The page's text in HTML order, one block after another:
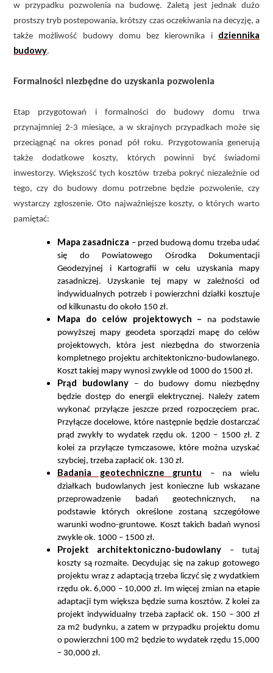
w przypadku pozwolenia na budowę. Zaletą jest jednak dużo
prostszy tryb postepowania, krótszy czas oczekiwania na decyzję, a
także możliwość budowy domu bez kierownika i dziennika
budowy.
Formalności niezbędne do uzyskania pozwolenia
Etap przygotowań i formalności do budowy domu trwa
przynajmniej 2-3 miesiące, a w skrajnych przypadkach może się
przeciągnąć na okres ponad pół roku. Przygotowania generują
także dodatkowe koszty, których powinni być świadomi
inwestorzy. Większość tych kosztów trzeba pokryć niezależnie od
tego, czy do budowy domu potrzebne będzie pozwolenie, czy
wystarczy zgłoszenie. Oto najważniejsze koszty, o których warto
pamiętać:
Mapa zasadnicza – przed budową domu trzeba udać
się do Powiatowego Ośrodka Dokumentacji
Geodezyjnej i Kartografii w celu uzyskania mapy
zasadniczej. Uzyskanie tej mapy w zależności od
indywidualnych potrzeb i powierzchni działki kosztuje
od kilkunastu do około 150 zł.
Mapa do celów projektowych –
na podstawie
powyższej mapy geodeta sporządzi mapę do celów
projektowych, która jest niezbędna do stworzenia
kompletnego projektu architektoniczno-budowlanego.
Koszt takiej mapy wynosi zwykle od 1000 do 1500 zł.
Prąd budowlany
– do budowy domu niezbędny
będzie dostęp do energii elektrycznej. Należy zatem
wykonać przyłącze jeszcze przed rozpoczęciem prac.
Przyłącze docelowe, które następnie będzie dostarczać
prąd zwykły to wydatek rzędu ok. 1200 – 1500 zł. Z
kolei za przyłącze tymczasowe, które można uzyskać
szybciej, trzeba zapłacić ok. 130 zł.
Badania geotechniczne gruntu
– na wielu
działkach budowlanych jest konieczne lub wskazane
przeprowadzenie badań geotechnicznych, na
podstawie których określone zostaną szczegółowe
warunki wodno-gruntowe. Koszt takich badań wynosi
zwykle ok. 1000 – 1500 zł.
Projekt architektoniczno-budowlany
– tutaj
koszty są rozmaite. Decydując się na zakup gotowego
projektu wraz z adaptacją trzeba liczyć się z wydatkiem
rzędu ok. 6,000 – 10,000 zł. Im więcej zmian na etapie
adaptacji tym większa będzie suma kosztów. Z kolei za
projekt indywidualny trzeba zapłacić ok. 150 – 300 zł
za m2 budynku, a zatem w przypadku projektu domu
o powierzchni 100 m2 będzie to wydatek rzędu 15,000
– 30,000 zł.